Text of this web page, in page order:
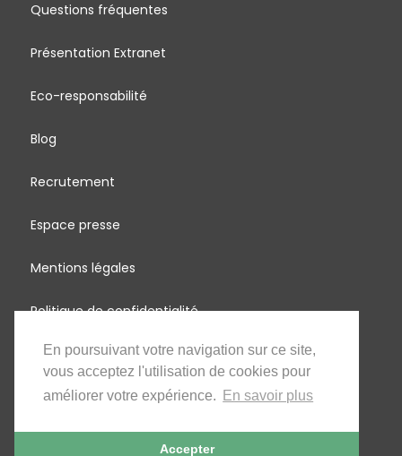
En poursuivant votre navigation sur ce site,
vous acceptez l'utilisation de cookies pour
améliorer votre expérience.
En savoir plus
Accepter
Questions fréquentes
Présentation Extranet
Eco-responsabilité
Blog
Recrutement
Espace presse
Mentions légales
Politique de confidentialité
MadagascArbres
Partage d'énergie renouvelable